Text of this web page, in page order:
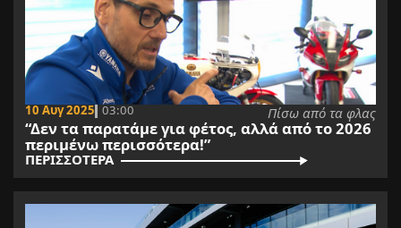
10 Αυγ 2025 03:00 Πίσω από τα φλας
“Δεν τα παρατάμε για φέτος, αλλά από το 2026
περιμένω περισσότερα!”
ΠΕΡΙΣΣΟΤΕΡΑ